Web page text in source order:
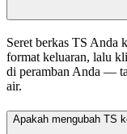
Seret berkas TS Anda
format keluaran, lalu
di peramban Anda —
air.
Apakah mengubah TS